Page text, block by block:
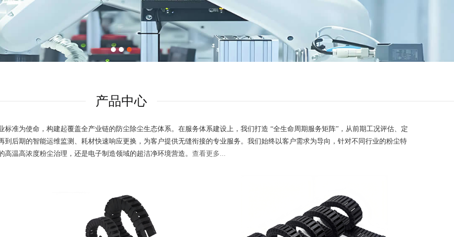
产品中心
准为使命，构建起覆盖全产业链的防尘除尘生态体系。在服务体系建设上，我们打造 “全生命周期服务矩阵”，从前期工况评估、定
后期的智能运维监测、耗材快速响应更换，为客户提供无缝衔接的专业服务。我们始终以客户需求为导向，针对不同行业的粉尘特
温高浓度粉尘治理，还是电子制造领域的超洁净环境营造。 查看更多...